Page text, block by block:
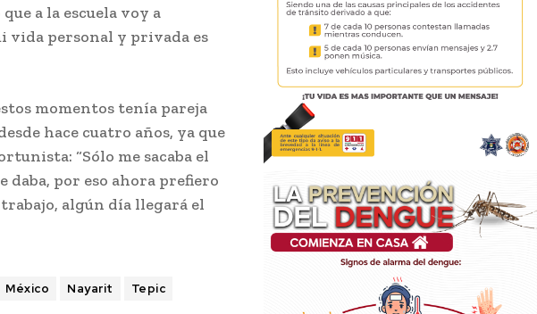
a la escuela voy a
vida personal y privada es
momentos tenía pareja
hace cuatro años, ya que
“Sólo me sacaba el
daba, por eso ahora prefiero
trabajo, algún día llegará el
México Nayarit Tepic